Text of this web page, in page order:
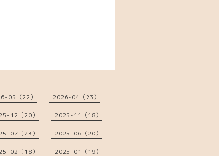
05（22） 2026-04（23）
12（20） 2025-11（18）
07（23） 2025-06（20）
02（18） 2025-01（19）